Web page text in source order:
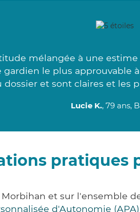
mélangée à une
le plus approuvable
dossier et sont claires et les
Lucie K., 79 ans,
pratiques
et sur l'ensemble
d'Autonomie (APA)